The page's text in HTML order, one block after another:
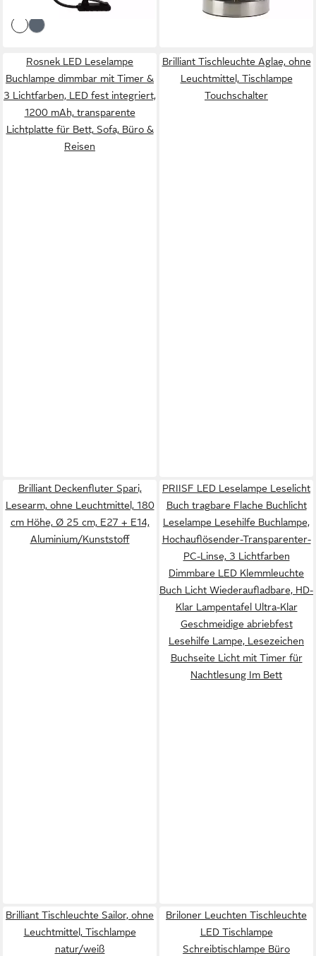
Buchliebhaber
lieferbar - in 4-5 Werktagen bei dir
Rosnek LED Leselampe
Buchlampe dimmbar mit Timer &
3 Lichtfarben, LED fest integriert,
1200 mAh, transparente
Lichtplatte für Bett, Sofa, Büro &
Reisen
Brilliant Tischleuchte Aglae, ohne
Leuchtmittel, Tischlampe
Touchschalter
Brilliant Deckenfluter Spari,
Lesearm, ohne Leuchtmittel, 180
cm Höhe, Ø 25 cm, E27 + E14,
Aluminium/Kunststoff
PRIISF LED Leselampe Leselicht
Buch tragbare Flache Buchlicht
Leselampe Lesehilfe Buchlampe,
Hochauflösender-Transparenter-
PC-Linse, 3 Lichtfarben
Dimmbare LED Klemmleuchte
Buch Licht Wiederaufladbare, HD-
Klar Lampentafel Ultra-Klar
Geschmeidige abriebfest
Lesehilfe Lampe, Lesezeichen
Buchseite Licht mit Timer für
Nachtlesung Im Bett
Brilliant Tischleuchte Sailor, ohne
Leuchtmittel, Tischlampe
natur/weiß
Briloner Leuchten Tischleuchte
LED Tischlampe
Schreibtischlampe Büro